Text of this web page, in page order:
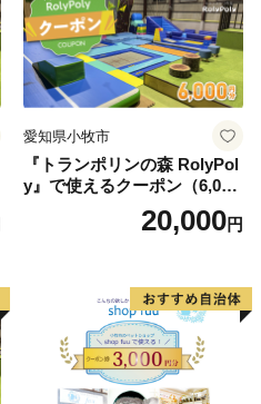
愛知県小牧市
『トランポリンの森 RolyPol
y』で使えるクーポン（6,000
20,000円